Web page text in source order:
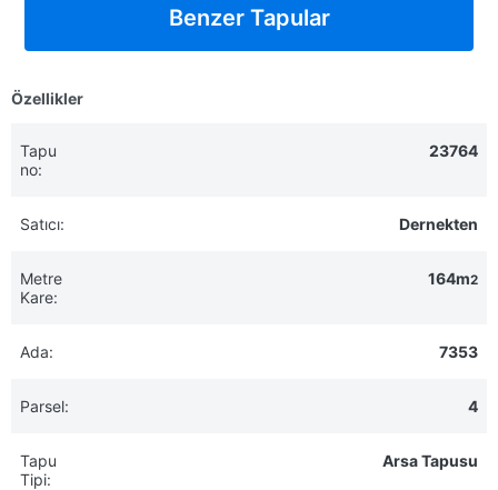
Benzer Tapular
Özellikler
Tapu
no:
23764
Satıcı: Dernekten
Metre
Kare:
164m2
Ada: 7353
Parsel: 4
Tapu
Tipi:
Arsa Tapusu